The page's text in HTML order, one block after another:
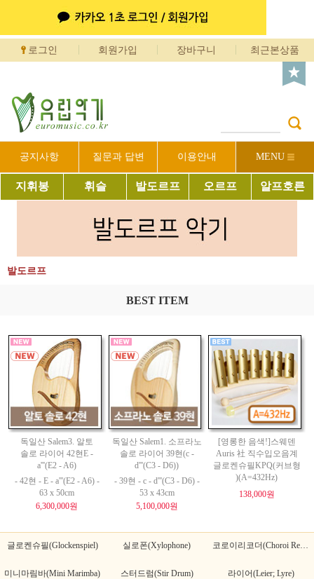
로그인 회원가입 장바구니 최근본상품
공지사항 질문과 답변 이용안내 MENU
지휘봉 휘슬 발도르프 오르프 알프호른
발도르프
BEST ITEM
독일산 Salem3. 알토
솔로 라이어 42현E -
a'''(E2 - A6)
- 42현 - E - a'''(E2 - A6) -
63 x 50cm
6,300,000원
독일산 Salem1. 소프라노
솔로 라이어 39현(c -
d'''(C3 - D6))
- 39현 - c - d'''(C3 - D6) -
53 x 43cm
5,100,000원
[영롱한 음색!]스웨덴
Auris 社 직수입오음계
글로켄슈필KPQ(커브형
)(A=432Hz)
138,000원
글로켄슈필(Glockenspiel) 실로폰(Xylophone)
미니마림바(Mini Marimba) 스터드럼(Stir Drum) 라이어(Leier; Lyre)